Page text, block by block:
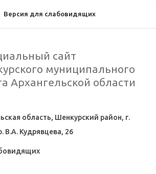
Версия для слабовидящих
сайт
муниципального
Архангельской области
область, Шенкурский район, г.
В.А. Кудрявцева, 26